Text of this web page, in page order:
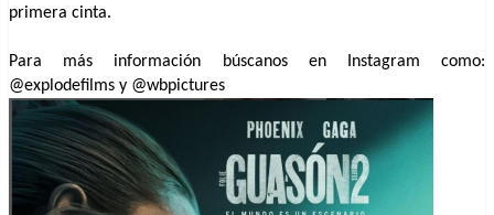
primera cinta.
Para más información búscanos en Instagram como:
@explodefilms y @wbpictures